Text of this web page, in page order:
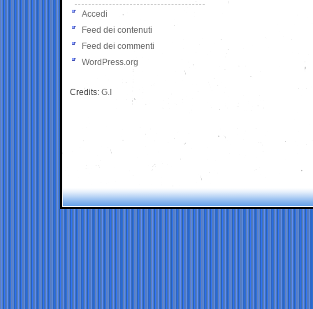
Accedi
Feed dei contenuti
Feed dei commenti
WordPress.org
Credits: G.I